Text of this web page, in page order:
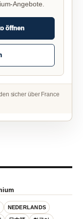
Angebote.
öffnen
sicher über France
NEDERLANDS